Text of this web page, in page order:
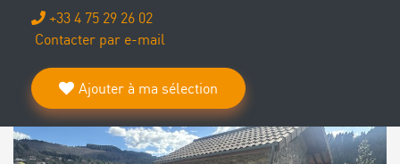
+33 4 75 29 26 02
Contacter par e-mail
Ajouter à ma sélection